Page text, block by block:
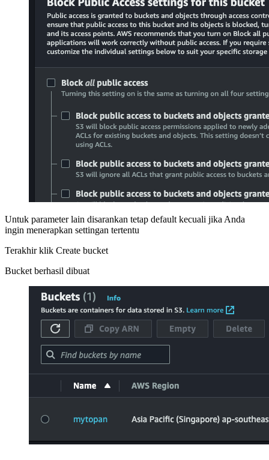
Untuk parameter lain disarankan tetap default kecuali jika Anda
ingin menerapkan settingan tertentu
Terakhir klik Create bucket
Bucket berhasil dibuat